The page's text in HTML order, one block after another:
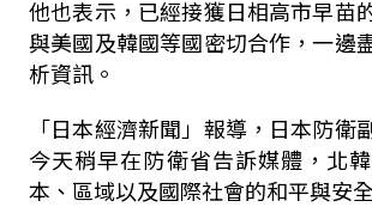
他也表示，已經接獲日相高市早苗
與美國及韓國等國密切合作，一邊
析資訊。
「日本經濟新聞」報導，日本防衛
今天稍早在防衛省告訴媒體，北
本、區域以及國際社會的和平與安